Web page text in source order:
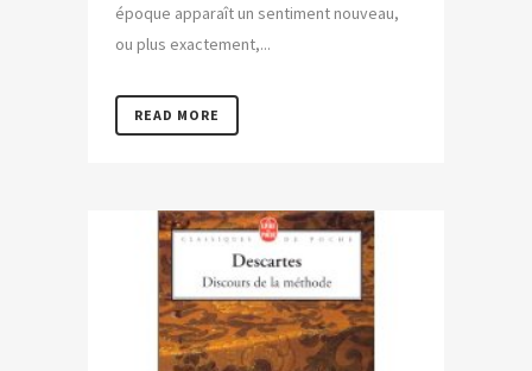
époque apparaît un sentiment nouveau,
ou plus exactement,...
READ MORE